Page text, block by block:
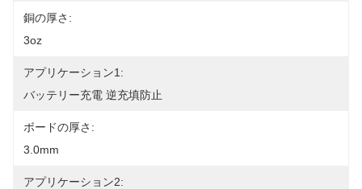
銅の厚さ:
3oz
アプリケーション1:
バッテリー充電 逆充填防止
ボードの厚さ:
3.0mm
アプリケーション2: